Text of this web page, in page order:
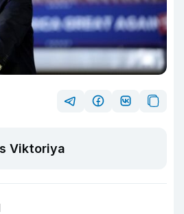
Viktoriya